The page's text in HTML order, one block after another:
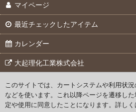
マイページ
最近チェックしたアイテム
カレンダー
大起理化工業株式会社
© 2007 Daiki Rika
Powered byおちゃのこネット ネッ
このサイトでは、カートシステムや利用状
などを使います。これ以降ページを遷移し
定や使用に同意したことになります。詳しく